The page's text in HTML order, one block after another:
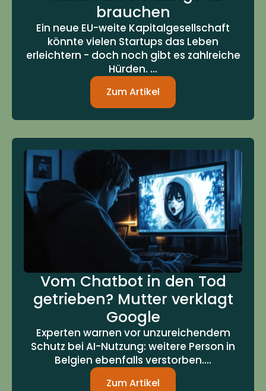
brauchen
Ein neue EU-weite Kapitalgesellschaft
könnte vielen Startups das Leben
erleichtern - doch noch gibt es zahlreiche
Hürden. ...
Zum Artikel
Vom Chatbot in den Tod
getrieben? Mutter verklagt
Google
Experten warnen vor unzureichendem
Schutz bei AI-Nutzung: weitere Person in
Belgien ebenfalls verstorben....
Zum Artikel